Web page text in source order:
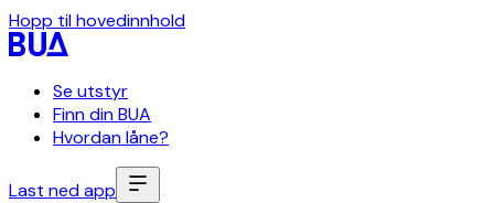
Hopp til hovedinnhold
Se utstyr
Finn din BUA
Hvordan låne?
Last ned app